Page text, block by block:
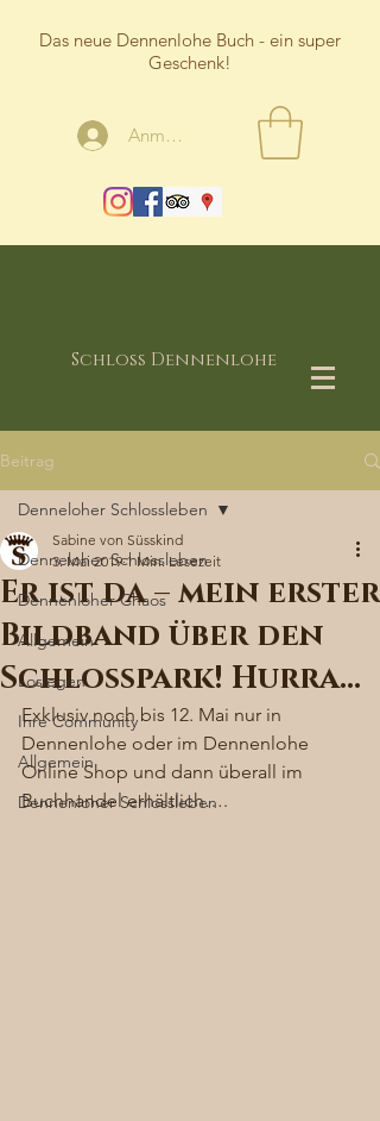
Das neue Dennenlohe Buch - ein super
Geschenk!
Anmelden
Schloss Dennenlohe
Beitrag
Denneloher Schlossleben
Dennenloher Chaos
Allgemein
Loslegen
Ihre Community
Allgemein
Dennenloher Schlossleben
Denneloher Schlossleben
Er ist da – mein erster
Bildband über den
Schlosspark! Hurra…
Sabine von Süsskind
3. Mai 2019 1 Min. Lesezeit
Exklusiv noch bis 12. Mai nur in
Dennenlohe oder im Dennenlohe
Online Shop und dann überall im
Buchhandel erhältlich….